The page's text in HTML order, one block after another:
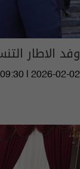
وفد الاطار
09:30 | 2026-02-02